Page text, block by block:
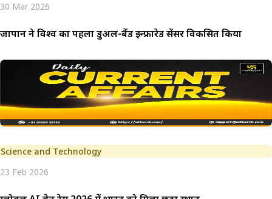
30 Mar 2026
जापान ने विश्व का पहला डुअल-बैंड इन्फ्रारेड सेंसर विकसित किया
Science and Technology
23 Feb 2026